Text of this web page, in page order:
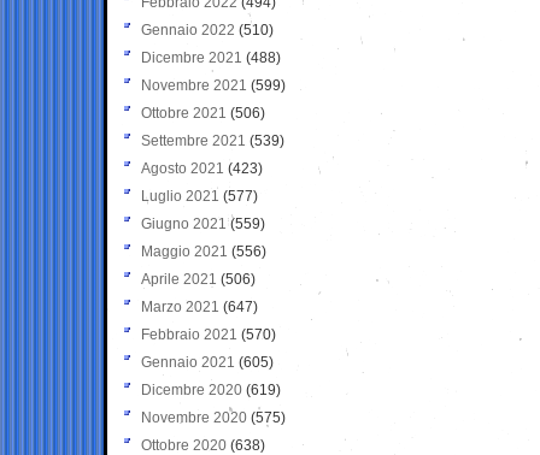
Gennaio 2022 (510)
Dicembre 2021 (488)
Novembre 2021 (599)
Ottobre 2021 (506)
Settembre 2021 (539)
Agosto 2021 (423)
Luglio 2021 (577)
Giugno 2021(559)
Maggio 2021 (556)
Aprile 2021 (506)
Marzo 2021 (647)
Febbraio 2021 (570)
Gennaio 2021 (605)
Dicembre 2020 (619)
Novembre 2020 (575)
Ottobre 2020 (638)